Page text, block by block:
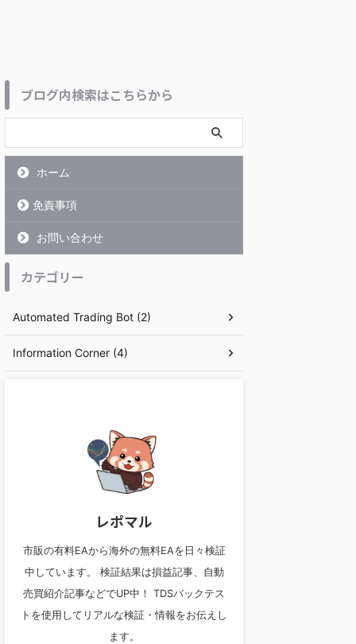
ブログ内検索はこちらから
ホーム
免責事項
お問い合わせ
カテゴリー
Automated Trading Bot (2)
Information Corner (4)
レポマル
市販の有料EAから海外の無料EAを日々検証
中しています。 検証結果は損益記事、自動
売買紹介記事などでUP中！ TDSバックテス
トを使用してリアルな検証・情報をお伝えし
ます。